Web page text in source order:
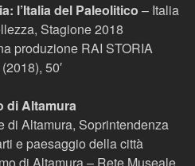
l’Italia del Paleolitico – Italia
Stagione 2018
produzione RAI STORIA
50′
di Altamura
di Altamura, Soprintendenza
e paesaggio della città